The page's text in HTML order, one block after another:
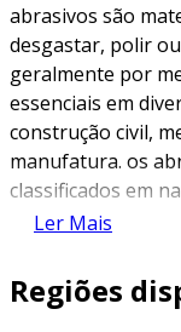
abrasivos são
desgastar, polir
geralmente por
essenciais em
construção civil,
manufatura. os
classificados em
e sintéticos,
a principal função
Ler Mais
Regiões